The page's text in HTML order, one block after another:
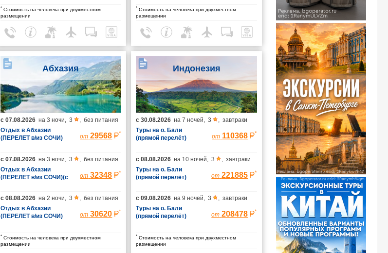
*Стоимость на человека при двухместном
размещении
* Стоимость на человека при двухместном
размещении
Абхазия
с 07.08.2026на 3 ночи, 3 , без питания
Отдых в Абхазии
(ПЕРЕЛЕТ в/из СОЧИ)
от 29568 *
с 07.08.2026на 3 ночи, 3 , без питания
Отдых в Абхазии
(ПЕРЕЛЕТ в/из СОЧИ)(с
от 32348 *
с 08.08.2026на 2 ночи, 3 , без питания
Отдых в Абхазии
(ПЕРЕЛЕТ в/из СОЧИ)
от 30620 *
*Стоимость на человека при двухместном
размещении
Индонезия
с30.08.2026 на7 ночей,3 ,завтраки
Туры на о. Бали
(прямой перелёт)
от 110368 *
с08.08.2026 на 10 ночей,3 ,завтраки
Туры на о. Бали
(прямой перелёт)
от 221885 *
с09.08.2026 на9 ночей,3 ,завтраки
Туры на о. Бали
(прямой перелёт)
от 208478 *
* Стоимость на человека при двухместном
размещении